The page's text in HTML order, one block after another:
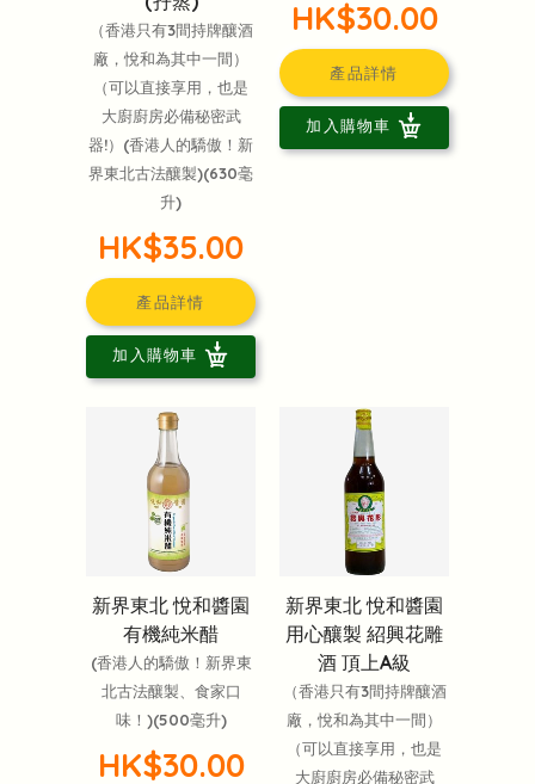
（香港只有3間持牌釀酒
廠，悅和為其中一間）
（可以直接享用，也是
大廚廚房必備秘密武
器!）(香港人的驕傲！新
界東北古法釀製)(630毫
升)
HK$35.00
產品詳情
加入購物車
HK$30.00
產品詳情
加入購物車
新界東北 悅和醬園
有機純米醋
(香港人的驕傲！新界東
北古法釀製、食家口
味！)(500毫升)
HK$30.00
新界東北 悅和醬園
用心釀製 紹興花雕
酒 頂上A級
（香港只有3間持牌釀酒
廠，悅和為其中一間）
（可以直接享用，也是
大廚廚房必備秘密武